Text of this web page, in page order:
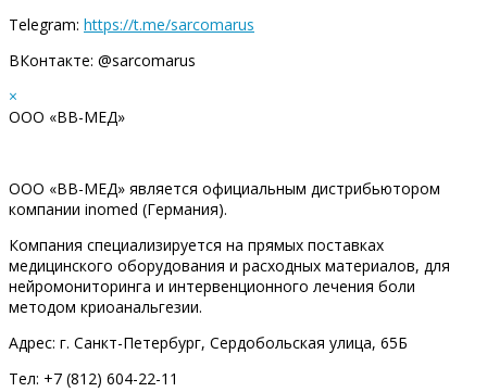
Telegram: https://t.me/sarcomarus
ВКонтакте: @sarcomarus
×
ООО «ВВ-МЕД»
ООО «ВВ-МЕД» является официальным дистрибьютором
компании inomed (Германия).
Компания специализируется на прямых поставках
медицинского оборудования и расходных материалов, для
нейромониторинга и интервенционного лечения боли
методом криоанальгезии.
Адрес: г. Санкт-Петербург, Сердобольская улица, 65Б
Тел: +7 (812) 604-22-11